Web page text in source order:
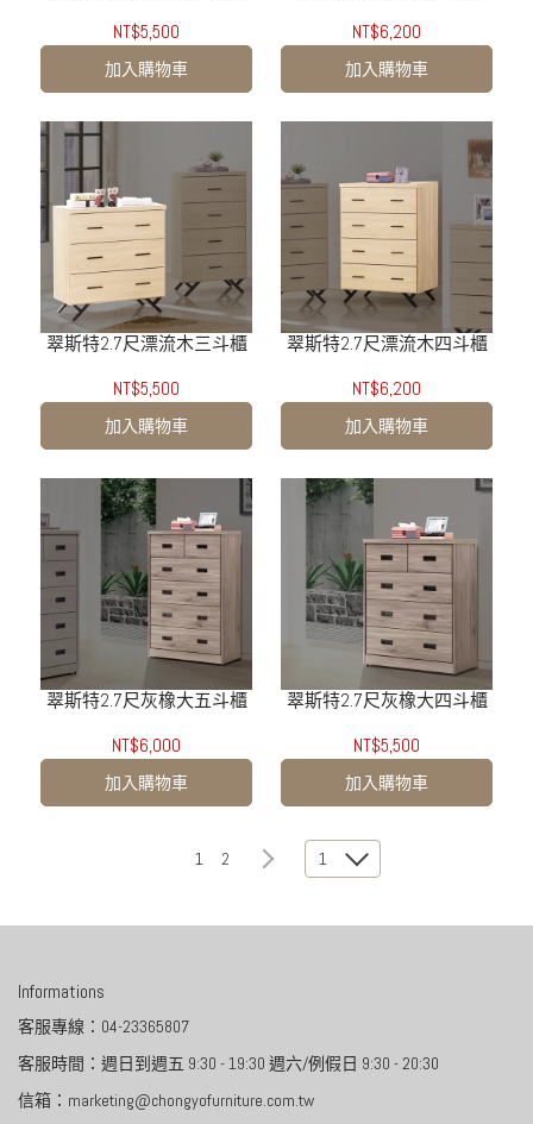
NT$5,500
加入購物車
NT$6,200
加入購物車
翠斯特2.7尺漂流木三斗櫃
NT$5,500
加入購物車
翠斯特2.7尺漂流木四斗櫃
NT$6,200
加入購物車
翠斯特2.7尺灰橡大五斗櫃
NT$6,000
加入購物車
翠斯特2.7尺灰橡大四斗櫃
NT$5,500
加入購物車
1 2 1
Informations
客服專線：04-23365807
客服時間：週日到週五 9:30 - 19:30 週六/例假日 9:30 - 20:30
信箱：marketing@chongyofurniture.com.tw